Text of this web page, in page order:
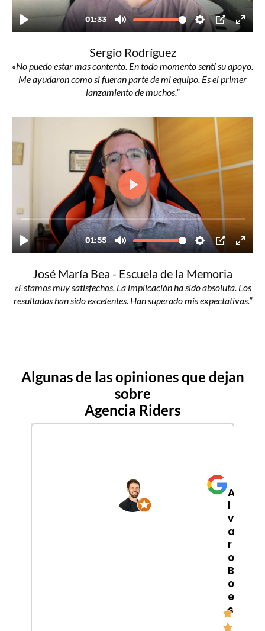
Sergio Rodríguez​
«No puedo estar mas contento. En todo momento sentí su apoyo.
Me ayudaron como si fueran parte de mi equipo. Es el primer
lanzamiento de muchos.”
José María Bea - Escuela de la Memoria
«Estamos muy satisfechos. La implicación ha sido absoluta. Los
resultados han sido excelentes. Han superado mis expectativas.”
Algunas de las opiniones que dejan
sobre
Agencia Riders
J
o
n
M
a
t
i
l
l